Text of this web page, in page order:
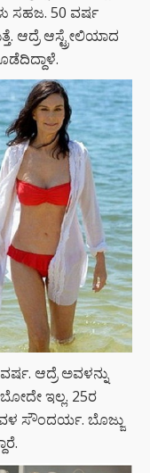
ಸಹಜ. 50 ವರ್ಷ
ಆದ್ರೆ ಆಸ್ಟ್ರೇಲಿಯಾದ
ಆದ್ರೆ ಅವಳನ್ನು
ಇಲ್ಲ. 25ರ
ಸೌಂದರ್ಯ. ಬೊಜ್ಜು